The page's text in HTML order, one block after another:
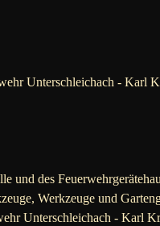
Unterschleichach -Karl
und des
Werkzeuge und
Unterschleichach -Karl